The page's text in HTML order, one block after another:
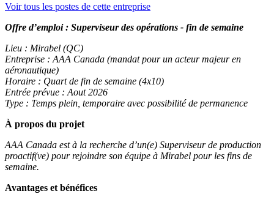
Voir tous les postes de cette entreprise
Offre d’emploi : Superviseur des opérations - fin de semaine
Lieu : Mirabel (QC)
Entreprise : AAA Canada (mandat pour un acteur majeur en
aéronautique)
Horaire : Quart de fin de semaine (4x10)
Entrée prévue : Aout 2026
Type : Temps plein, temporaire avec possibilité de permanence
À propos du projet
AAA Canada est à la recherche d’un(e) Superviseur de production
proactif(ve) pour rejoindre son équipe à Mirabel pour les fins de
semaine.
Avantages et bénéfices